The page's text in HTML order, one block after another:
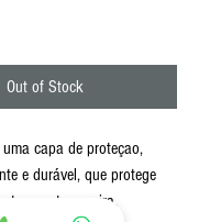
Out of Stock
uma capa de proteçao,
e durável, que protege
contra poeira,